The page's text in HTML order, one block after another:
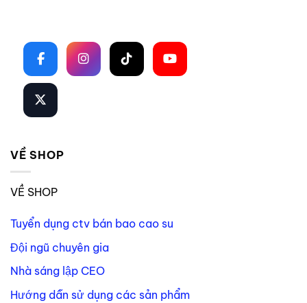
VỀ SHOP
VỀ SHOP
Tuyển dụng ctv bán bao cao su
Đội ngũ chuyên gia
Nhà sáng lập CEO
Hướng dẫn sử dụng các sản phẩm